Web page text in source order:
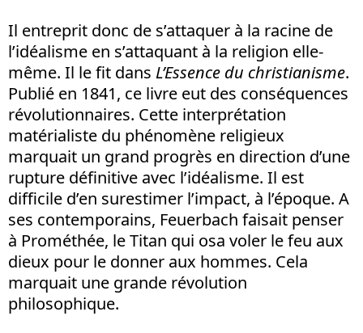
Il entreprit donc de s’attaquer à la racine de
l’idéalisme en s’attaquant à la religion elle-
même. Il le fit dans L’Essence du christianisme.
Publié en 1841, ce livre eut des conséquences
révolutionnaires. Cette interprétation
matérialiste du phénomène religieux
marquait un grand progrès en direction d’une
rupture définitive avec l’idéalisme. Il est
difficile d’en surestimer l’impact, à l’époque. A
ses contemporains, Feuerbach faisait penser
à Prométhée, le Titan qui osa voler le feu aux
dieux pour le donner aux hommes. Cela
marquait une grande révolution
philosophique.